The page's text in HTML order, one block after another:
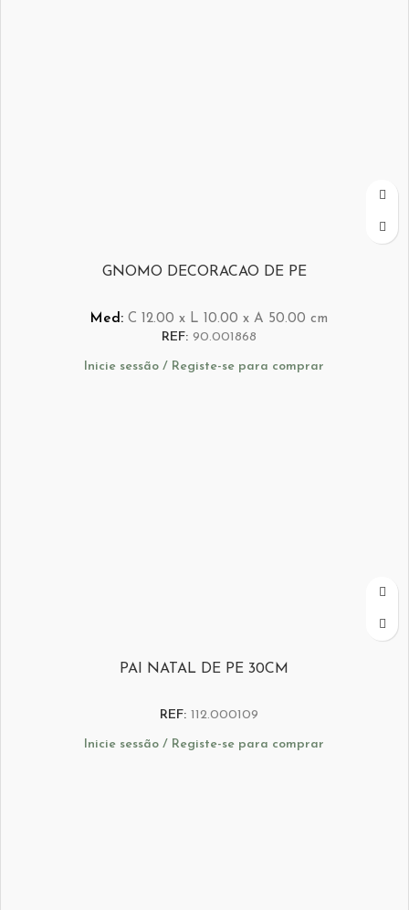
GNOMO DECORACAO DE PE
Med: C 12.00 x L 10.00 x A 50.00 cm
REF: 90.001868
Inicie sessão / Registe-se para comprar
PAI NATAL DE PE 30CM
REF: 112.000109
Inicie sessão / Registe-se para comprar